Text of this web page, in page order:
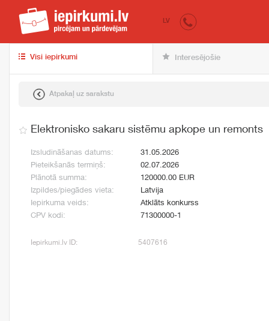
iepirkumi.lv
LV
Visi iepirkumi Interesējošie
Atpakaļ uz sarakstu
Elektronisko sakaru sistēmu apkope un remonts
Izsludināšanas datums:
31.05.2026
Pieteikšanās termiņš:
02.07.2026
Plānotā summa:
120000.00 EUR
Izpildes/piegādes vieta:
Latvija
Iepirkuma veids:
Atklāts konkurss
CPV kodi:
71300000-1
Iepirkumi.lv ID: 5407616